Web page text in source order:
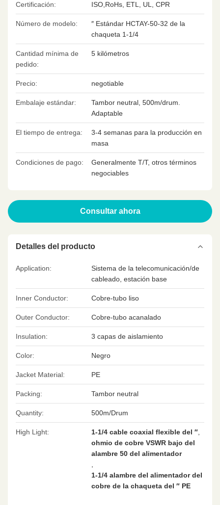
Certificación: ISO,RoHs, ETL, UL, CPR
Número de modelo:
″ Estándar HCTAY-50-32 de la
chaqueta 1-1/4
Cantidad mínima de
pedido:
5 kilómetros
Precio: negotiable
Embalaje estándar:
Tambor neutral, 500m/drum.
Adaptable
El tiempo de entrega:
3-4 semanas para la producción en
masa
Condiciones de pago:
Generalmente T/T, otros términos
negociables
Consultar ahora
Detalles del producto
Application:
Sistema de la telecomunicación/de
cableado, estación base
Inner Conductor: Cobre-tubo liso
Outer Conductor: Cobre-tubo acanalado
Insulation: 3 capas de aislamiento
Color: Negro
Jacket Material: PE
Packing: Tambor neutral
Quantity: 500m/Drum
High Light: 1-1/4 cable coaxial flexible del ″,
ohmio de cobre VSWR bajo del
alambre 50 del alimentador
1-1/4 alambre del alimentador del
cobre de la chaqueta del ″ PE